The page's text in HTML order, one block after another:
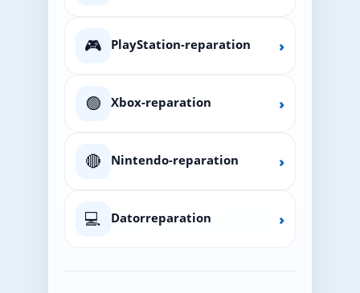
🎮 PlayStation-reparation ›
🟢 Xbox-reparation ›
🔴 Nintendo-reparation ›
💻 Datorreparation ›